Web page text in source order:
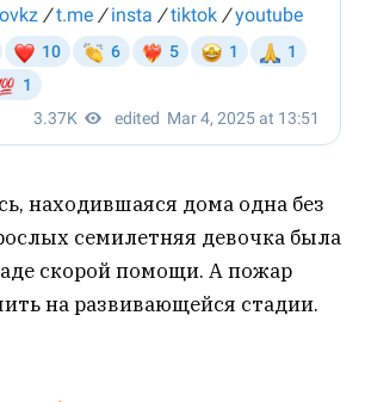
находившаяся дома одна без
семилетняя девочка была
скорой помощи. А пожар
на развивающейся стадии.